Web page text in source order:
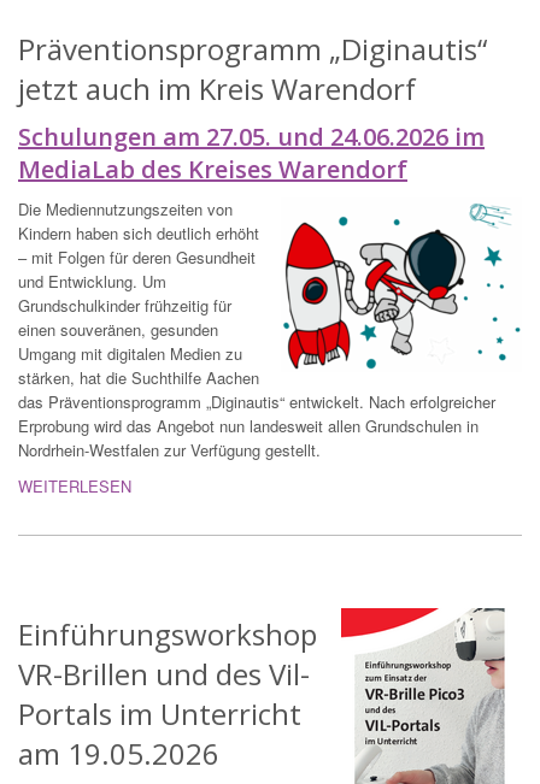
Präventionsprogramm „Diginautis“
jetzt auch im Kreis Warendorf
Schulungen am 27.05. und 24.06.2026 im
MediaLab des Kreises Warendorf
Die Mediennutzungszeiten von
Kindern haben sich deutlich erhöht
– mit Folgen für deren Gesundheit
und Entwicklung. Um
Grundschulkinder frühzeitig für
einen souveränen, gesunden
Umgang mit digitalen Medien zu
stärken, hat die Suchthilfe Aachen
das Präventionsprogramm „Diginautis“ entwickelt. Nach erfolgreicher
Erprobung wird das Angebot nun landesweit allen Grundschulen in
Nordrhein-Westfalen zur Verfügung gestellt.
WEITERLESEN
Einführungsworkshop
VR-Brillen und des Vil-
Portals im Unterricht
am 19.05.2026